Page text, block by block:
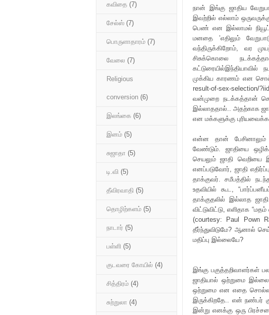
நான் இங்கு ஜாதிய
இவற்றில் எல்லாம்
பெண் என இல்லாமல்
மனதை ’எதிலும்
வந்திருக்கிறோம், வர
சிசுக்கொலை
முக்கிய காரணம் என
result-of-sex-
வன்முறை நடக்கத்தான்
இல்லாததால்.. அதற்காக
என மக்களுக்கு
என்ன தான் பேசினாலும்
வேண்டும். ஜாதியை
செயலும் ஜாதி வெறியை
எனப்படுவோர், ஜாதி
தாக்குவர். சமீபத்தில்
உதவியில் கூட,
தாக்குதலில் இல்லாத ஜாதி
விட்டுவிட்டு, எளிதாக
(courtesy: Paul Pown
தீர்ந்துவிடுமே? ஆனால்
மதிப்பு இல்லையே?
இங்கு பகுத்தறிவாளர்கள்
ஜாதியால் ஒற்றுமை
ஒற்றுமை என எதை சொல்ல
இருக்கிறதே.. என் நண்பர்
இன்று எனக்கு ஒரு
கவிதை (7)
சேல்ஸ் (7)
பொருளாதாரம் (7)
வேலை (7)
Religious
conversion (6)
இலங்கை (6)
இனம் (5)
சுஜாதா (5)
டி.வி (5)
தீவிரவாதி (5)
தொழிற்களம் (5)
நாடார் (5)
பள்ளி (5)
குடவரை கோயில் (4)
சித்திரம் (4)
சுற்றுலா (4)